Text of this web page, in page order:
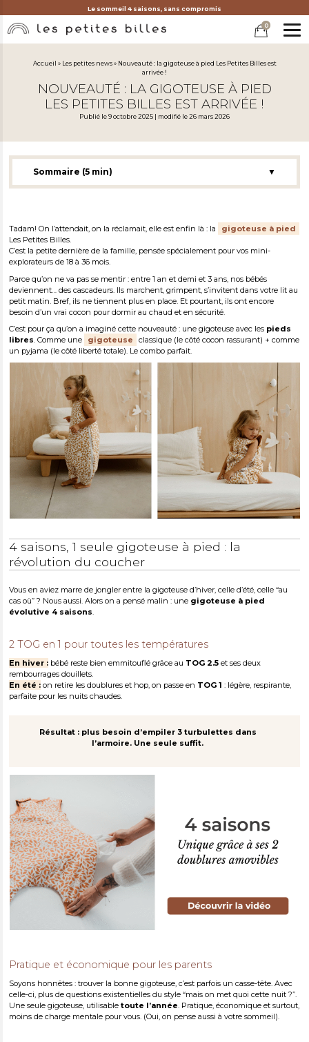
Le sommeil 4 saisons, sans compromis
0
Accueil » Les petites news» Nouveauté : la gigoteuse à pied Les Petites Billes est
arrivée !
NOUVEAUTÉ : LA GIGOTEUSE À PIED
LES PETITES BILLES EST ARRIVÉE !
Publié le 9 octobre 2025 | modifié le 26 mars 2026
Tadam! On l’attendait, on la réclamait, elle est enfin là : la
gigoteuse à pied
Les Petites Billes.
C’est la petite dernière de la famille, pensée spécialement pour vos mini-
explorateurs de 18 à 36 mois.
Parce qu’on ne va pas se mentir : entre 1 an et demi et 3 ans, nos bébés
deviennent… des cascadeurs. Ils marchent, grimpent, s’invitent dans votre lit au
petit matin. Bref, ils ne tiennent plus en place. Et pourtant, ils ont encore
besoin d’un vrai cocon pour dormir au chaud et en sécurité.
C’est pour ça qu’on a imaginé cette nouveauté : une gigoteuse avec les pieds
libres. Comme une gigoteuse
classique (le côté cocon rassurant) + comme
un pyjama (le côté liberté totale). Le combo parfait.
4 saisons, 1 seule gigoteuse à pied : la
révolution du coucher
Vous en aviez marre de jongler entre la gigoteuse d’hiver, celle d’été, celle “au
cas où” ? Nous aussi. Alors on a pensé malin : une gigoteuse à pied
évolutive 4 saisons.
2 TOG en 1 pour toutes les températures
En hiver : bébé reste bien emmitouflé grâce au TOG 2.5 et ses deux
rembourrages douillets.
En été : on retire les doublures et hop, on passe en TOG 1 : légère, respirante,
parfaite pour les nuits chaudes.
Résultat : plus besoin d’empiler 3 turbulettes dans
l’armoire. Une seule suffit.
Pratique et économique pour les parents
Soyons honnêtes : trouver la bonne gigoteuse, c’est parfois un casse-tête. Avec
celle-ci, plus de questions existentielles du style “mais on met quoi cette nuit ?”.
Une seule gigoteuse, utilisabletoute l’année. Pratique, économique et surtout,
moins de charge mentale pour vous. (Oui, on pense aussi à votre sommeil).
Sommaire (5 min)
▼
4 saisons, 1 seule gigoteuse à pied : la révolution du coucher
Des matières responsables
Lancement exclusif : profitez de -10 % en préventes
Les derniers conseils de Morgane